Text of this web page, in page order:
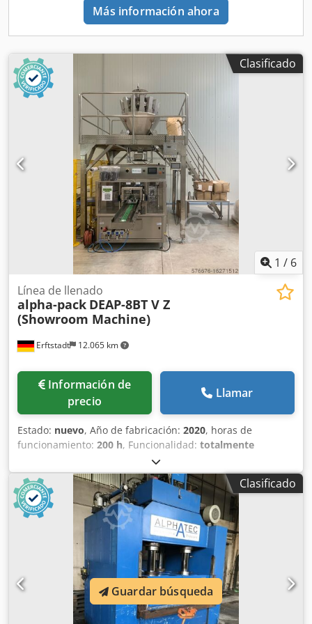
por minuto y pueden utilizarse en casi cualquier sector
enormemente su ciclo de envasado.
Más información ahora
Clasificado
1 / 6
Erftstadt 12.065 km
Línea de llenado
alpha-pack DEAP-8BT V Z
(Showroom Machine)
Información de
precio
Llamar
Estado: nuevo, Año de fabricación: 2020, horas de
funcionamiento: 200 h, Funcionalidad: totalmente
, MÁQUINA DE EXPOSICIÓN, la máquina
anunciada nunca se entregó y sólo se puso en marcha
para realizar pruebas. Rotación doypack máquina de
envolver DEAP-8BT: La máquina horizontal rotativa de
llenado y sellado de 8 estaciones llena y sella bolsas
Doypack stand-up y sella bolsas Doypack stand-up con
tiempos de ciclo de hasta 50 piezas por minuto. minuto. El
diseño compacto de la máquina rotativa ahorra mucho
espacio y es flexiblemente ajustable a diferentes anchos
de bolsa. Las máquinas rotativas de la serie AP son la
alternativa rentable a las complejas máquinas llenadoras
lineales sin sin largos tiempos de preparación. Las bolsas
Clasificado
Guardar búsqueda